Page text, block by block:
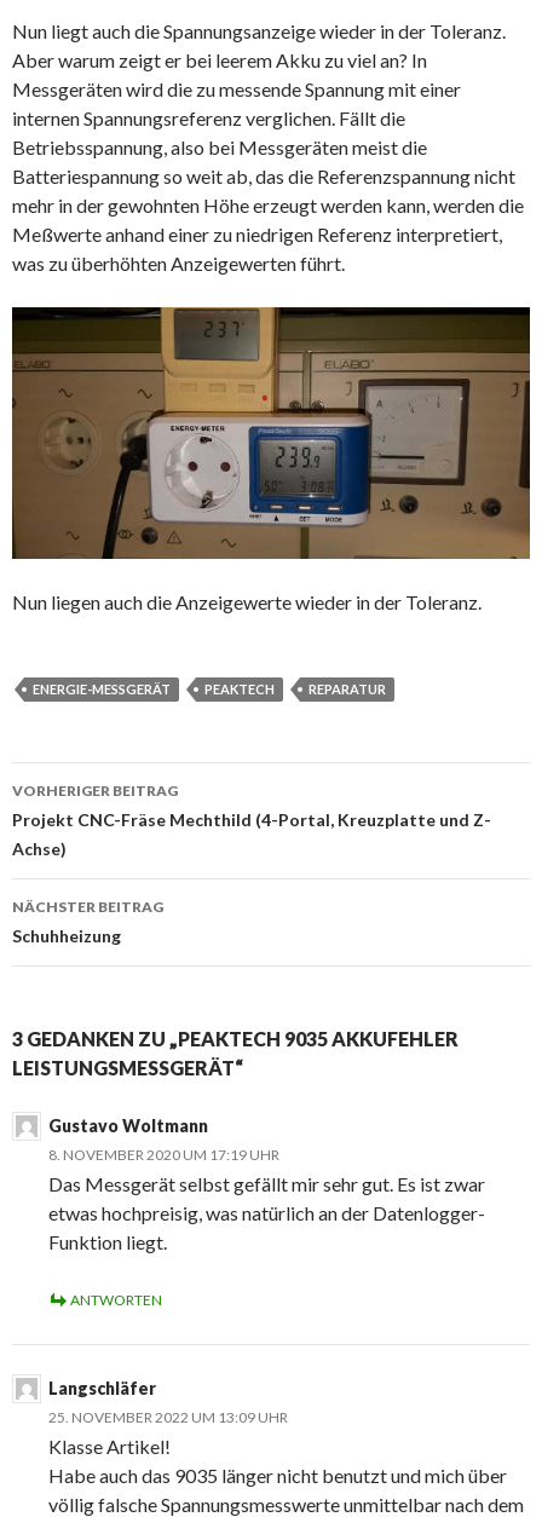
Nun liegt auch die Spannungsanzeige wieder in der Toleranz.
Aber warum zeigt er bei leerem Akku zu viel an? In
Messgeräten wird die zu messende Spannung mit einer
internen Spannungsreferenz verglichen. Fällt die
Betriebsspannung, also bei Messgeräten meist die
Batteriespannung so weit ab, das die Referenzspannung nicht
mehr in der gewohnten Höhe erzeugt werden kann, werden die
Meßwerte anhand einer zu niedrigen Referenz interpretiert,
was zu überhöhten Anzeigewerten führt.
Nun liegen auch die Anzeigewerte wieder in der Toleranz.
ENERGIE-MESSGERÄT PEAKTECH REPARATUR
Beitragsnavigation
VORHERIGER BEITRAG
Projekt CNC-Fräse Mechthild (4-Portal, Kreuzplatte und Z-
Achse)
NÄCHSTER BEITRAG
Schuhheizung
3 GEDANKEN ZU „PEAKTECH 9035 AKKUFEHLER
LEISTUNGSMESSGERÄT“
Gustavo Woltmann
8. NOVEMBER 2020 UM 17:19 UHR
Das Messgerät selbst gefällt mir sehr gut. Es ist zwar
etwas hochpreisig, was natürlich an der Datenlogger-
Funktion liegt.
ANTWORTEN
Langschläfer
25. NOVEMBER 2022 UM 13:09 UHR
Klasse Artikel!
Habe auch das 9035 länger nicht benutzt und mich über
völlig falsche Spannungsmesswerte unmittelbar nach dem